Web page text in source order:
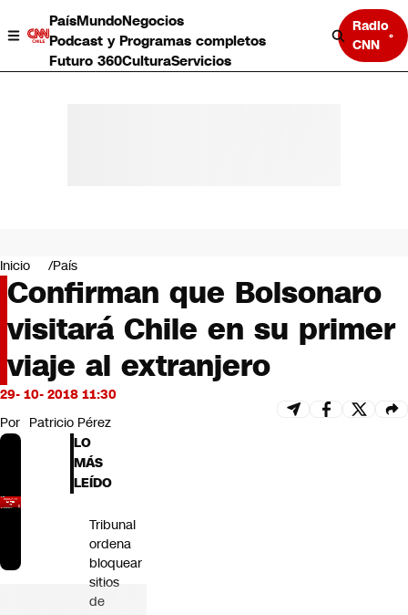
PaísMundoNegocios
Podcast y Programas completos
Futuro 360CulturaServicios
Radio
CNN
Negocios
Deportes
Programas completos
Cultura
Servicios
Bits
CNN Data
CNN tiempo
Futuro 360
Opinión
Inicio País
Confirman que Bolsonaro
visitará Chile en su primer
viaje al extranjero
29- 10- 2018 11:30
Por Patricio Pérez
LO
MÁS
LEÍDO
Tribunal
ordena
bloquear
sitios
de